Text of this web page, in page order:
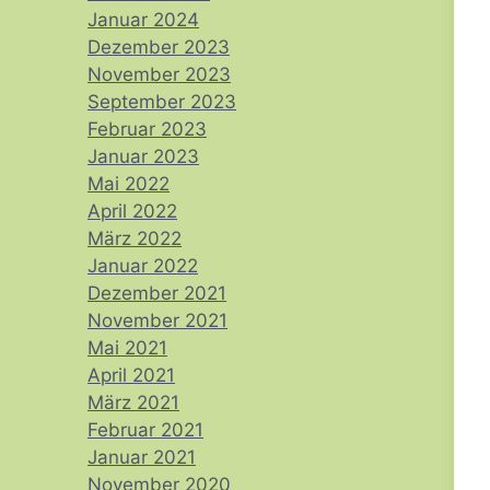
Januar 2024
Dezember 2023
November 2023
September 2023
Februar 2023
Januar 2023
Mai 2022
April 2022
März 2022
Januar 2022
Dezember 2021
November 2021
Mai 2021
April 2021
März 2021
Februar 2021
Januar 2021
November 2020